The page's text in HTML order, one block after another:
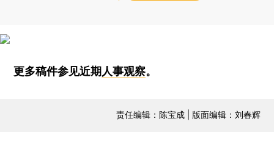
更多稿件参见近期 人事观察。
责任编辑：陈宝成 | 版面编辑：刘春辉